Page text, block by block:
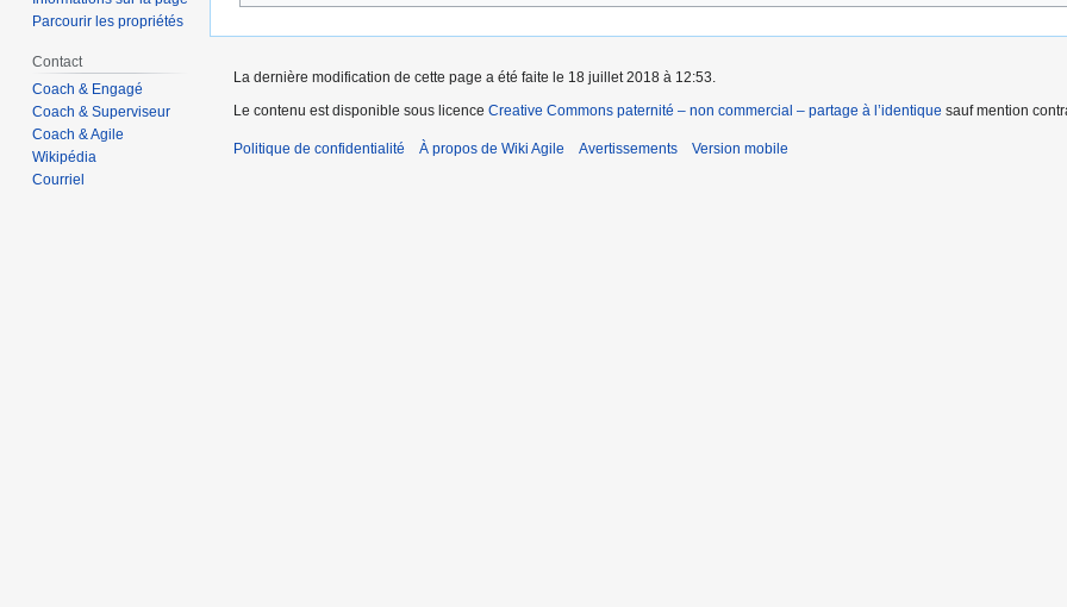
Parcourir les propriétés
Contact
Coach & Engagé
Coach & Superviseur
Coach & Agile
Wikipédia
Courriel
La dernière modification de cette page a été faite le 18 juillet 2018 à 12:53.
Le contenu est disponible sous licence Creative Commons paternité – non commercial – partage à l’identique sauf mention
Politique de confidentialité À propos de Wiki Agile Avertissements Version mobile